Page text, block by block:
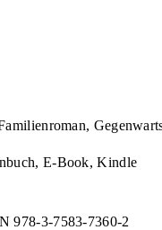
E-Book, Kindle
978-3-7583-7360-2